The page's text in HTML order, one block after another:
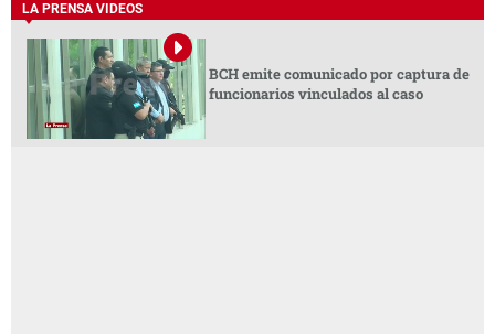
LA PRENSA VIDEOS
BCH emite comunicado por captura de
funcionarios vinculados al caso